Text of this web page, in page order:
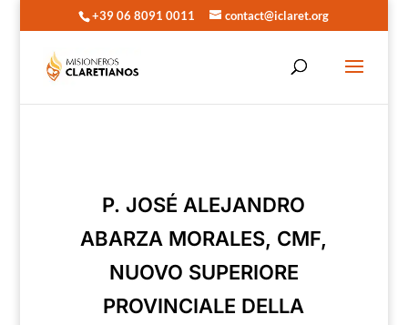
+39 06 8091 0011 contact@iclaret.org
P. JOSÉ ALEJANDRO
ABARZA MORALES, CMF,
NUOVO SUPERIORE
PROVINCIALE DELLA